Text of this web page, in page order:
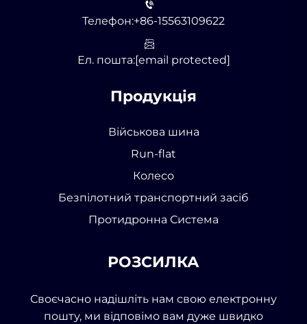
Телефон:+86-15563109622
Ел. пошта:[email protected]
Продукція
Військова шина
Run-flat
Колесо
Безпілотний транспортний засіб
Протидронна Система
РОЗСИЛКА
Своєчасно надішліть нам свою електронну
пошту, ми відповімо вам дуже швидко